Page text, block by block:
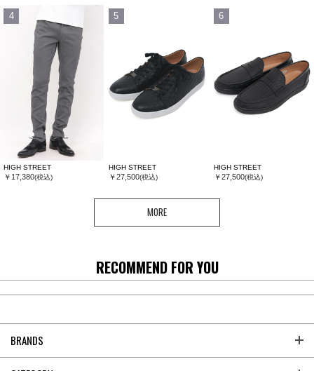
4
HIGH STREET
￥17,380(税込)
5
HIGH STREET
￥27,500(税込)
6
HIGH STREET
￥27,500(税込)
MORE
RECOMMEND FOR YOU
BRANDS